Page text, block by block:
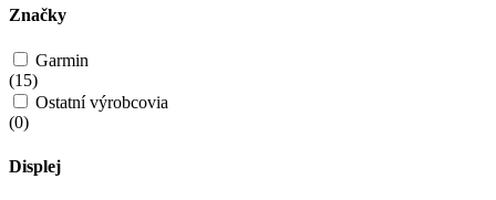
Značky
Garmin
(15)
Ostatní výrobcovia
(0)
Displej